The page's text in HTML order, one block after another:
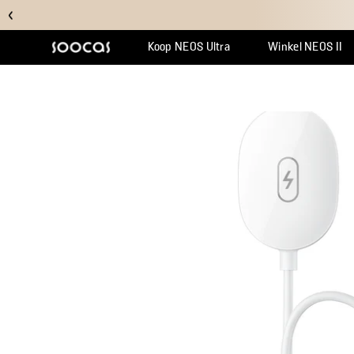
Koop NEOS Ultra Winkel NEOS II